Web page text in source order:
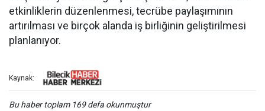
etkinliklerin düzenlenmesi, tecrübe paylaşımının
artırılması ve birçok alanda iş birliğinin geliştirilmesi
planlanıyor.
Kaynak:
Bu haber toplam 169 defa okunmuştur